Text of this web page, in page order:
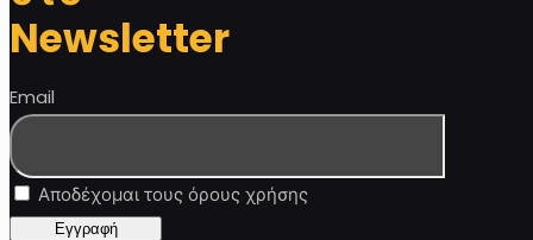
Newsletter
Email
Αποδέχομαι τους όρους χρήσης